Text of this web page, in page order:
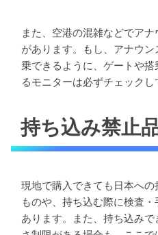
また、空港の混雑などでア
があります。もし、アナウ
乗できるように、ゲートや
るモニターは必ずチェックし
持ち込み禁止
現地で購入できても日本へ
ものや、持ち込む際に検査
あります。また、持ち込み